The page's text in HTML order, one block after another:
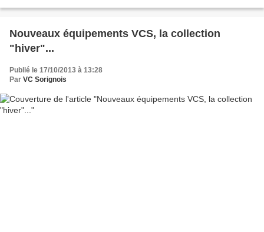
Nouveaux équipements VCS, la collection
"hiver"...
Publié le 17/10/2013 à 13:28
Par VC Sorignois